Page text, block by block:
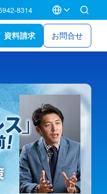
8314
資料請求 お問合せ